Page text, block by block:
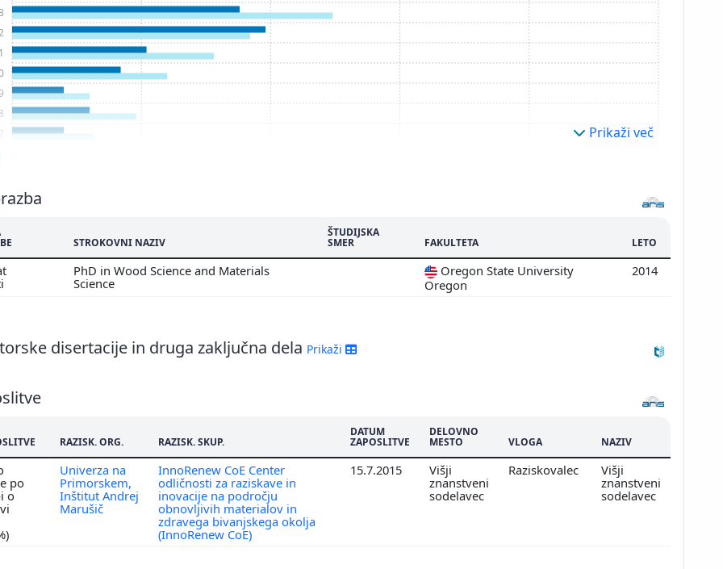
Prikaži več
STROKOVNI NAZIV
ŠTUDIJSKA
SMER FAKULTETA LETO
PhD in Wood Science and Materials
Science
Oregon State University
Oregon
2014
disertacije in druga zaključna dela Prikaži
RAZISK. ORG. RAZISK. SKUP.
DATUM
ZAPOSLITVE
DELOVNO
MESTO VLOGA NAZIV
po
o
Univerza na
Primorskem,
Inštitut Andrej
Marušič
InnoRenew CoE Center
odličnosti za raziskave in
inovacije na področju
obnovljivih materialov in
zdravega bivanjskega okolja
(InnoRenew CoE)
15.7.2015
Višji
znanstveni
sodelavec
Raziskovalec
Višji
znanstveni
sodelavec